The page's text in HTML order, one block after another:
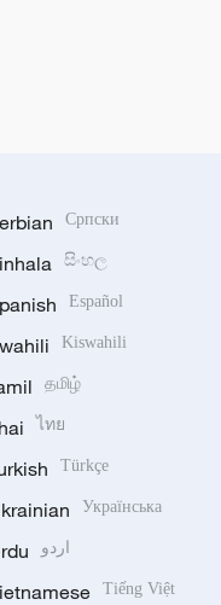
Српски
සිංහල
Español
Kiswahili
தமிழ்
ไทย
Türkçe
Українська
اردو
Tiếng Việt